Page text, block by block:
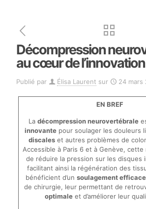
Décompression
au cœur de l’innovation
Publié par Élisa Laurent sur 24 mars
EN BREF
La décompression neurovertébrale
innovantepour soulager les douleurs
discales et autres problèmes de
Accessible à Paris 6 et à Genève,
de réduire la pression sur les disques
facilitant ainsi la régénération des
bénéficient d’unsoulagement efficace
de chirurgie, leur permettant de
optimale et d’améliorer leur